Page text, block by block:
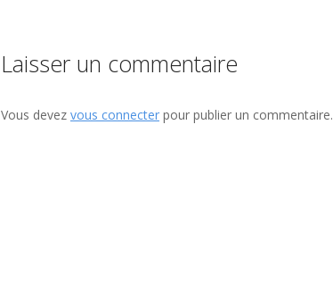
Laisser un commentaire
Vous devez vous connecter pour publier un commentaire.